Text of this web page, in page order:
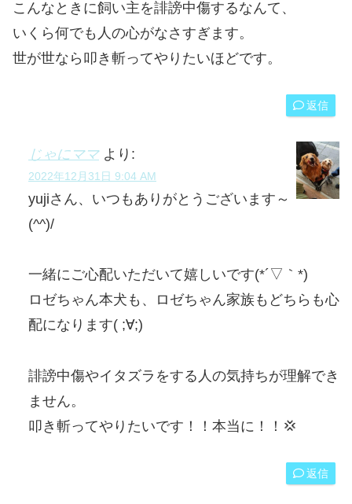
こんなときに飼い主を誹謗中傷するなんて、
いくら何でも人の心がなさすぎます。
世が世なら叩き斬ってやりたいほどです。
返信
じゃにママ より:
2022年12月31日 9:04 AM
yujiさん、いつもありがとうございます～
(^^)/
一緒にご心配いただいて嬉しいです(*´▽｀*)
ロゼちゃん本犬も、ロゼちゃん家族もどちらも心
配になります( ;∀;)
誹謗中傷やイタズラをする人の気持ちが理解でき
ません。
叩き斬ってやりたいです！！本当に！！💢
返信